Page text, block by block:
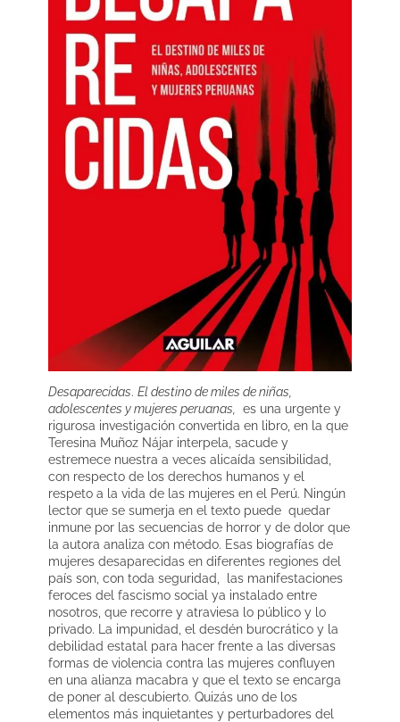
Desaparecidas. El destino de miles de niñas,
adolescentes y mujeres peruanas,
es una urgente y
rigurosa investigación convertida en libro, en la que
Teresina Muñoz Nájar interpela, sacude y
estremece nuestra a veces alicaída sensibilidad,
con respecto de los derechos humanos y el
respeto a la vida de las mujeres en el Perú. Ningún
lector que se sumerja en el texto puede quedar
inmune por las secuencias de horror y de dolor que
la autora analiza con método. Esas biografías de
mujeres desaparecidas en diferentes regiones del
país son, con toda seguridad, las manifestaciones
feroces del fascismo social ya instalado entre
nosotros, que recorre y atraviesa lo público y lo
privado. La impunidad, el desdén burocrático y la
debilidad estatal para hacer frente a las diversas
formas de violencia contra las mujeres confluyen
en una alianza macabra y que el texto se encarga
de poner al descubierto. Quizás uno de los
elementos más inquietantes y perturbadores del